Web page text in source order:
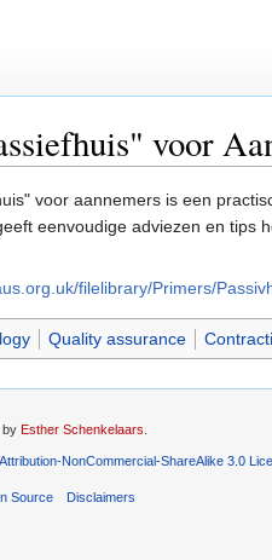
voor
voor aannemers is een
eenvoudige adviezen en
filelibrary/Primers/
Quality assurance
by Esther Schenkelaars
NonCommercial-ShareAlike 3.0
Source Disclaimers